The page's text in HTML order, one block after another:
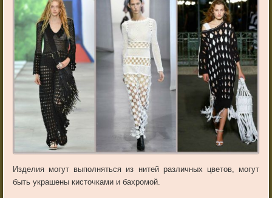
Изделия могут выполняться из нитей различных цветов, могут
быть украшены кисточками и бахромой.